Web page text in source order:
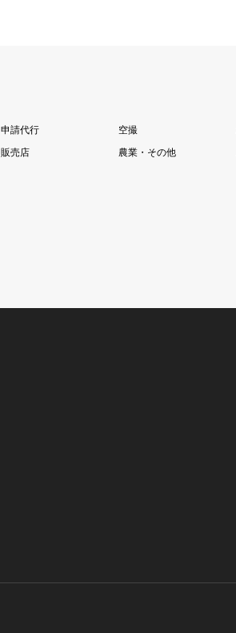
申請代行 空撮
販売店 農業・その他